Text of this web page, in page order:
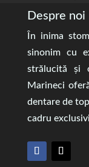
Despre noi
În inima
sinonim cu
strălucită și
Marineci
dentare de
cadru